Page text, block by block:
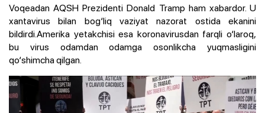
Voqeadan AQSH Prezidenti Donald Tramp ham xabardor. U
xantavirus bilan bog‘liq vaziyat nazorat ostida ekanini
bildirdi.Amerika yetakchisi esa koronavirusdan farqli o‘laroq,
bu virus odamdan odamga osonlikcha yuqmasligini
qo‘shimcha qilgan.